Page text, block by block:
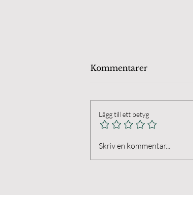
Gatufoto i Borgholm
Kommentarer
Lägg till ett betyg
Skriv en kommentar...